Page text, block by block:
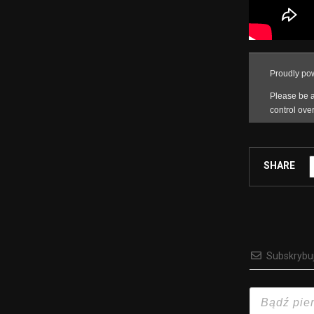
SHARE